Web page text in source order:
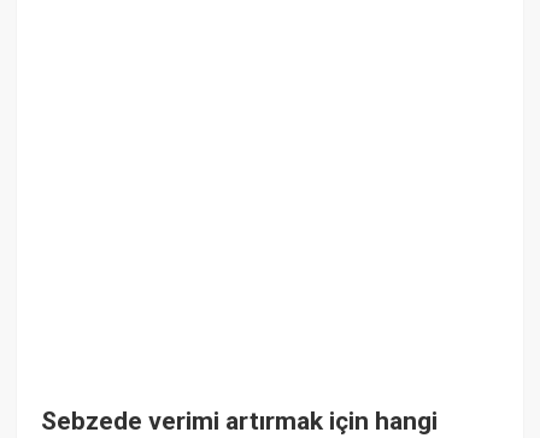
Sebzede verimi artırmak için hangi